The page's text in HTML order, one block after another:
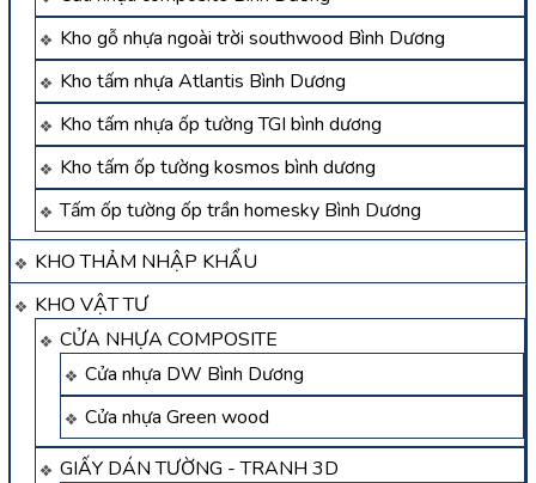
Kho gỗ nhựa ngoài trời southwood Bình Dương
Kho tấm nhựa Atlantis Bình Dương
Kho tấm nhựa ốp tường TGI bình dương
Kho tấm ốp tường kosmos bình dương
Tấm ốp tường ốp trần homesky Bình Dương
KHO THẢM NHẬP KHẨU
KHO VẬT TƯ
CỬA NHỰA COMPOSITE
Cửa nhựa DW Bình Dương
Cửa nhựa Green wood
GIẤY DÁN TƯỜNG - TRANH 3D